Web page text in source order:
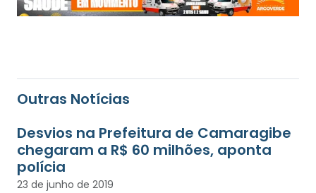
Outras Notícias
Desvios na Prefeitura de Camaragibe
chegaram a R$ 60 milhões, aponta
polícia
23 de junho de 2019